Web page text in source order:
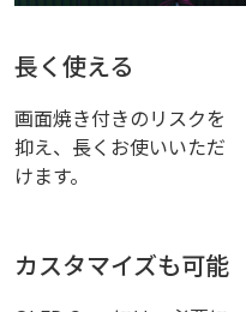
長く使える
画面焼き付きのリスクを
抑え、長くお使いいただ
けます。
カスタマイズも可能